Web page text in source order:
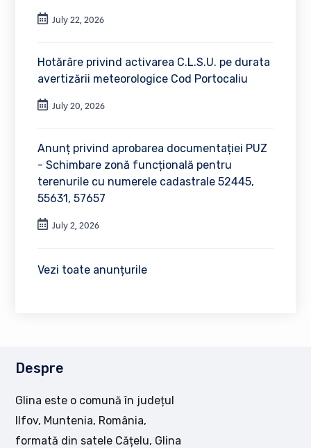
July 22, 2026
Hotărâre privind activarea C.L.S.U. pe durata
avertizării meteorologice Cod Portocaliu
July 20, 2026
Anunț privind aprobarea documentației PUZ
- Schimbare zonă funcțională pentru
terenurile cu numerele cadastrale 52445,
55631, 57657
July 2, 2026
Vezi toate anunțurile
Despre
Glina este o comună în județul
Ilfov, Muntenia, România,
formată din satele Cățelu, Glina